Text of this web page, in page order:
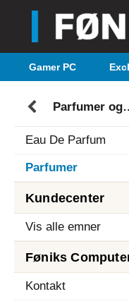
Gamer PC
Eau De Parfum
Parfumer
Kundecenter
Vis alle emner
Føniks
Kontakt